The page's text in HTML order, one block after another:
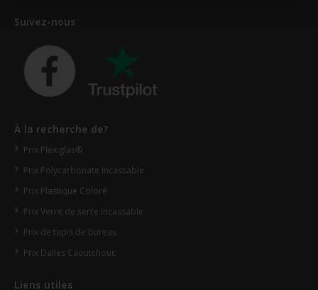
Suivez-nous
À la recherche de?
Prix Plexiglas®
Prix Polycarbonate Incassable
Prix Plastique Coloré
Prix Verre de serre Incassable
Prix de tapis de bureau
Prix Dalles Caoutchouc
Liens utiles